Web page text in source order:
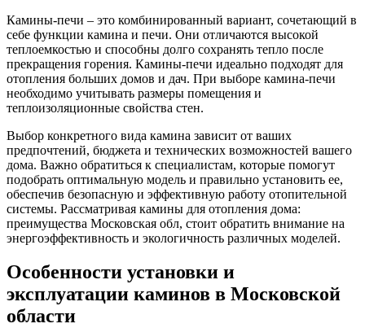
Камины-печи – это комбинированный вариант, сочетающий в
себе функции камина и печи. Они отличаются высокой
теплоемкостью и способны долго сохранять тепло после
прекращения горения. Камины-печи идеально подходят для
отопления больших домов и дач. При выборе камина-печи
необходимо учитывать размеры помещения и
теплоизоляционные свойства стен.
Выбор конкретного вида камина зависит от ваших
предпочтений, бюджета и технических возможностей вашего
дома. Важно обратиться к специалистам, которые помогут
подобрать оптимальную модель и правильно установить ее,
обеспечив безопасную и эффективную работу отопительной
системы. Рассматривая камины для отопления дома:
преимущества Московская обл, стоит обратить внимание на
энергоэффективность и экологичность различных моделей.
Особенности установки и
эксплуатации каминов в Московской
области